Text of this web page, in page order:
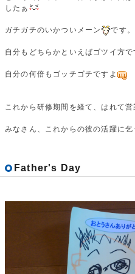
したぁ
ガチガチのいかついメーン です。
自分もどちらかといえばゴツイ方
自分の何倍もゴッチゴチですよ
これから研修期間を経て、はれて営
みなさん、これからの彼の活躍に乞
Father's Day